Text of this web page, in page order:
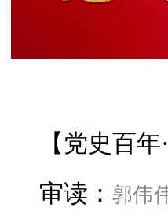
【党史百年
审读： 郭伟